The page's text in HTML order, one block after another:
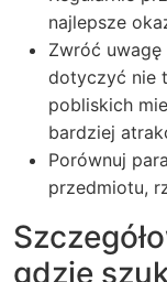
najlepsze
Zwróć
dotyczyć nie
pobliskich
bardziej
Porównuj
przedmiotu,
gdzie